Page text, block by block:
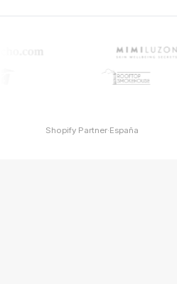
Shopify Partner·España